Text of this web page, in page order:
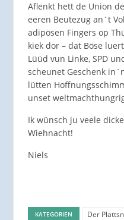
Aflenkt hett de Union
eeren Beutezug an´t
adipösen Fingers op
kiek dor – dat Böse
Lüüd vun Linke, SPD
scheunet Geschenk
lütten
unset
Ik wünsch ju veele
Wiehnacht!
Niels
KATEGORIEN Der